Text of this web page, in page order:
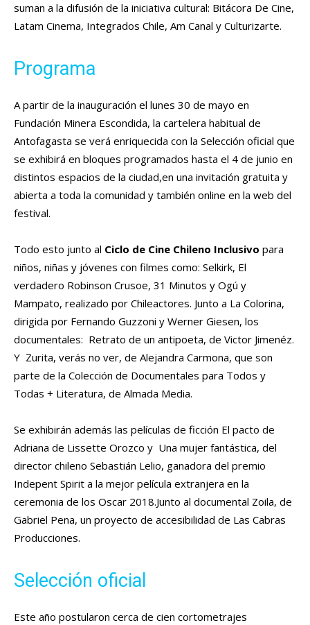
suman a la difusión de la iniciativa cultural: Bitácora De Cine,
Latam Cinema, Integrados Chile, Am Canal y Culturizarte.
Programa
A partir de la inauguración el lunes 30 de mayo en
Fundación Minera Escondida, la cartelera habitual de
Antofagasta se verá enriquecida con la Selección oficial que
se exhibirá en bloques programados hasta el 4 de junio en
distintos espacios de la ciudad,en una invitación gratuita y
abierta a toda la comunidad y también online en la web del
festival.
Todo esto junto al Ciclo de Cine Chileno Inclusivo para
niños, niñas y jóvenes con filmes como: Selkirk, El
verdadero Robinson Crusoe, 31 Minutos y Ogú y
Mampato, realizado por Chileactores. Junto a La Colorina,
dirigida por Fernando Guzzoni y Werner Giesen, los
documentales: Retrato de un antipoeta, de Victor Jimenéz.
Y Zurita, verás no ver, de Alejandra Carmona, que son
parte de la Colección de Documentales para Todos y
Todas + Literatura, de Almada Media.
Se exhibirán además las películas de ficción El pacto de
Adriana de Lissette Orozco y Una mujer fantástica, del
director chileno Sebastián Lelio, ganadora del premio
Indepent Spirit a la mejor película extranjera en la
ceremonia de los Oscar 2018.Junto al documental Zoila, de
Gabriel Pena, un proyecto de accesibilidad de Las Cabras
Producciones.
Selección oficial
Este año postularon cerca de cien cortometrajes